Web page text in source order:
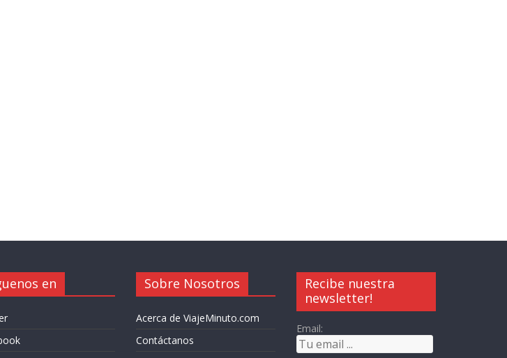
en Sobre Nosotros
Acerca de ViajeMinuto.com
Contáctanos
Recibe nuestra
newsletter!
Email: